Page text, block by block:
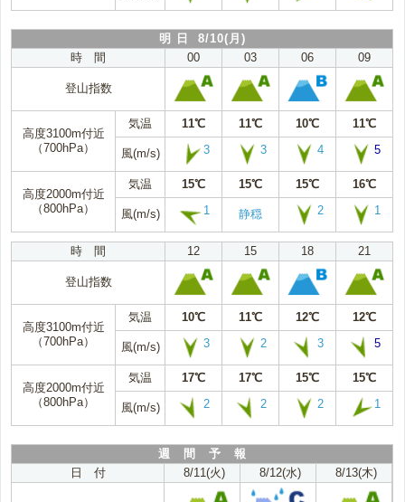
明 日 8/10(月)
時 間
00 03 06 09
登山指数
高度3100m付近
（700hPa）
気温 11℃ 11℃ 10℃ 11℃
風(m/s) 3 3 4 5
高度2000m付近
（800hPa）
気温 15℃ 15℃ 15℃ 16℃
風(m/s) 1 静穏 2 1
時 間 12 15 18 21
登山指数
高度3100m付近
（700hPa）
気温 10℃ 11℃ 12℃ 12℃
風(m/s) 3 2 3 5
高度2000m付近
（800hPa）
気温 17℃ 17℃ 15℃ 15℃
風(m/s) 2 2 2 1
週 間 予 報
日 付
8/11(火) 8/12(水) 8/13(木)